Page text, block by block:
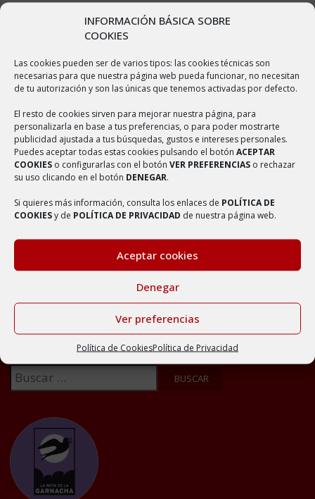
INFORMACIÓN BÁSICA SOBRE
COOKIES
Las cookies pueden ser de varios tipos: las cookies técnicas son
necesarias para que nuestra página web pueda funcionar, no necesitan
de tu autorización y son las únicas que tenemos activadas por defecto.
El resto de cookies sirven para mejorar nuestra página, para
personalizarla en base a tus preferencias, o para poder mostrarte
publicidad ajustada a tus búsquedas, gustos e intereses personales.
Puedes aceptar todas estas cookies pulsando el botón ACEPTAR
COOKIES o configurarlas con el botón VER PREFERENCIAS o rechazar
su uso clicando en el botón DENEGAR.
Si quieres más información, consulta los enlaces de POLÍTICA DE
COOKIESy de POLÍTICA DE PRIVACIDAD de nuestra página web.
Aceptar cookies
Denegar
Ver preferencias
Política de CookiesPolítica de Privacidad
Adjudicación de la atención del bar del edificio
denominado “Centro Social Polivalente»
Adjudicación de la atención del bar de las Piscinas
Municipales de Ambel
8 mayo, 2024
Pliego de condiciones para la gestión del bar
municipal
16 febrero, 2023
Quedada solidaria recorriendo el entorno quemado
de AMBEL
BUSCADOR
Buscar: